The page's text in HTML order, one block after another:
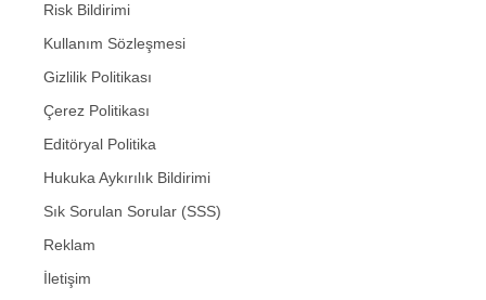
Risk Bildirimi
Kullanım Sözleşmesi
Gizlilik Politikası
Çerez Politikası
Editöryal Politika
Hukuka Aykırılık Bildirimi
Sık Sorulan Sorular (SSS)
Reklam
İletişim